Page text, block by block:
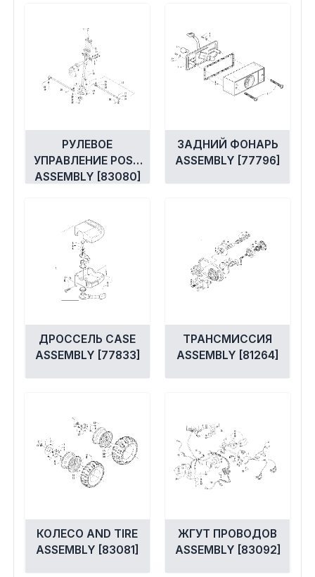
РУЛЕВОЕ
УПРАВЛЕНИЕ POST
ASSEMBLY [83080]
ЗАДНИЙ ФОНАРЬ
ASSEMBLY [77796]
ДРОССЕЛЬ CASE
ASSEMBLY [77833]
ТРАНСМИССИЯ
ASSEMBLY [81264]
КОЛЕСО AND TIRE
ASSEMBLY [83081]
ЖГУТ ПРОВОДОВ
ASSEMBLY [83092]